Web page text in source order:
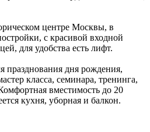
центре Москвы, в
с красивой входной
для удобства есть лифт.
празднования дня рождения,
класса, семинара, тренинга,
вместимость до 20
кухня, уборная и балкон.